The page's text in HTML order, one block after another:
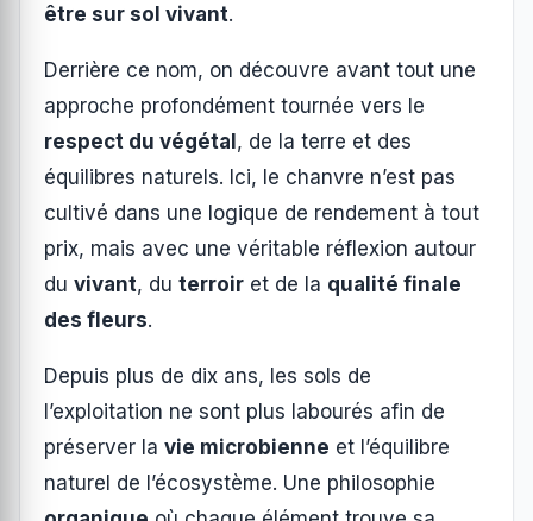
être sur sol vivant.
Derrière ce nom, on découvre avant tout une
approche profondément tournée vers le
respect du végétal, de la terre et des
équilibres naturels. Ici, le chanvre n’est pas
cultivé dans une logique de rendement à tout
prix, mais avec une véritable réflexion autour
du vivant, du terroir et de la qualité finale
des fleurs.
Depuis plus de dix ans, les sols de
l’exploitation ne sont plus labourés afin de
préserver la vie microbienne et l’équilibre
naturel de l’écosystème. Une philosophie